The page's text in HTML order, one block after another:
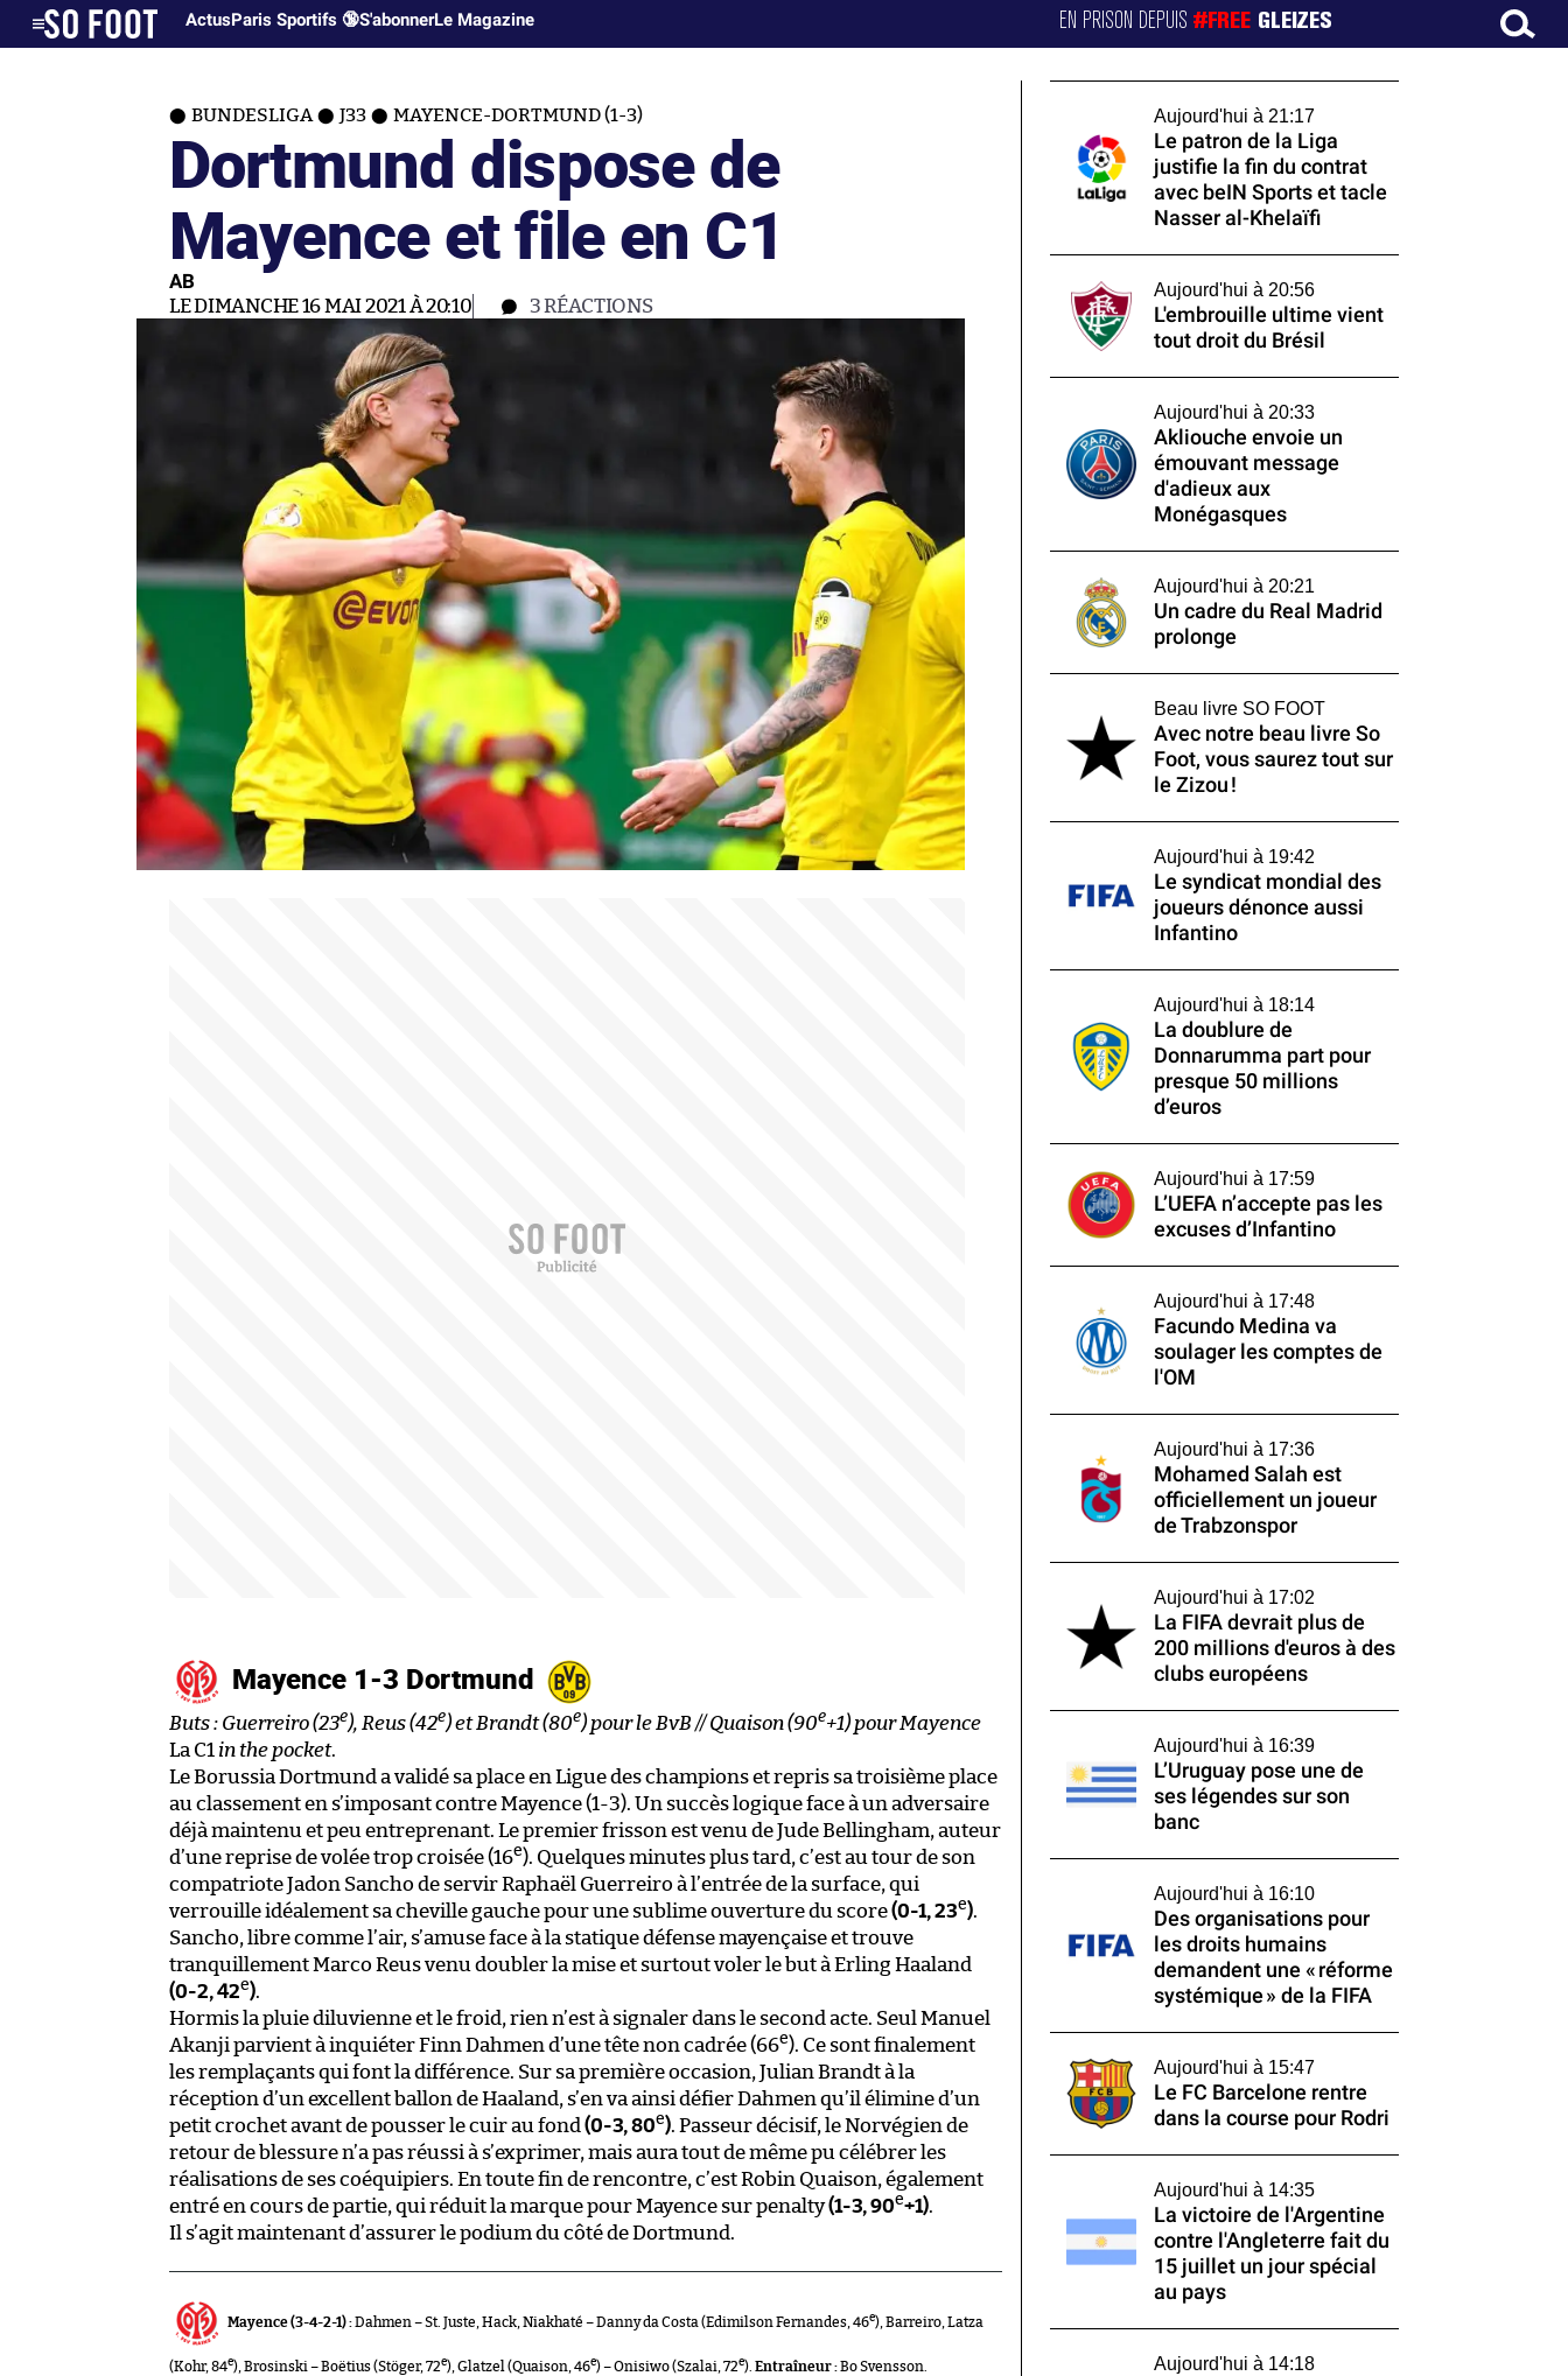
ActusParis Sportifs 🔞S'abonnerLe Magazine EN PRISON DEPUIS#FREE GLEIZES
BUNDESLIGA J33 MAYENCE-DORTMUND (1-3)
Dortmund dispose de
Mayence et file en C1
AB
LE DIMANCHE 16 MAI 2021 À 20:10 3RÉACTIONS
Mayence 1-3 Dortmund
Buts : Guerreiro (23e), Reus (42e) et Brandt (80e) pour le BvB // Quaison (90e+1) pour Mayence
La C1 in the pocket.
Le Borussia Dortmund a validé sa place en Ligue des champions et repris sa troisième place
au classement en s’imposant contre Mayence (1-3). Un succès logique face à un adversaire
déjà maintenu et peu entreprenant. Le premier frisson est venu de Jude Bellingham, auteur
d’une reprise de volée trop croisée (16e). Quelques minutes plus tard, c’est au tour de son
compatriote Jadon Sancho de servir Raphaël Guerreiro à l’entrée de la surface, qui
verrouille idéalement sa cheville gauche pour une sublime ouverture du score(0-1, 23e).
Sancho, libre comme l’air, s’amuse face à la statique défense mayençaise et trouve
tranquillement Marco Reus venu doubler la mise et surtout voler le but à Erling Haaland
(0-2, 42e).
Hormis la pluie diluvienne et le froid, rien n’est à signaler dans le second acte. Seul Manuel
Akanji parvient à inquiéter Finn Dahmen d’une tête non cadrée (66e). Ce sont finalement
les remplaçants qui font la différence. Sur sa première occasion, Julian Brandt à la
réception d’un excellent ballon de Haaland, s’en va ainsi défier Dahmen qu’il élimine d’un
petit crochet avant de pousser le cuir au fond (0-3, 80e). Passeur décisif, le Norvégien de
retour de blessure n’a pas réussi à s’exprimer, mais aura tout de même pu célébrer les
réalisations de ses coéquipiers. En toute fin de rencontre, c’est Robin Quaison, également
entré en cours de partie, qui réduit la marque pour Mayence sur penalty(1-3, 90e+1).
Il s’agit maintenant d’assurer le podium du côté de Dortmund.
Mayence (3-4-2-1) : Dahmen – St. Juste, Hack, Niakhaté – Danny da Costa (Edimilson Fernandes, 46e), Barreiro, Latza
(Kohr, 84e), Brosinski – Boëtius (Stöger, 72e), Glatzel (Quaison, 46e) – Onisiwo (Szalai, 72e). Entraîneur :Bo Svensson.
Aujourd'hui à 21:17
Le patron de la Liga
justifie la fin du contrat
avec beIN Sports et tacle
Nasser al-Khelaïfi
Aujourd'hui à 20:56
L'embrouille ultime vient
tout droit du Brésil
Aujourd'hui à 20:33
Akliouche envoie un
émouvant message
d'adieux aux
Monégasques
Aujourd'hui à 20:21
Un cadre du Real Madrid
prolonge
Beau livre SO FOOT
Avec notre beau livre So
Foot, vous saurez tout sur
le Zizou !
Aujourd'hui à 19:42
Le syndicat mondial des
joueurs dénonce aussi
Infantino
Aujourd'hui à 18:14
La doublure de
Donnarumma part pour
presque 50 millions
d’euros
Aujourd'hui à 17:59
L’UEFA n’accepte pas les
excuses d’Infantino
Aujourd'hui à 17:48
Facundo Medina va
soulager les comptes de
l'OM
Aujourd'hui à 17:36
Mohamed Salah est
officiellement un joueur
de Trabzonspor
Aujourd'hui à 17:02
La FIFA devrait plus de
200 millions d'euros à des
clubs européens
Aujourd'hui à 16:39
L’Uruguay pose une de
ses légendes sur son
banc
Aujourd'hui à 16:10
Des organisations pour
les droits humains
demandent une « réforme
systémique » de la FIFA
Aujourd'hui à 15:47
Le FC Barcelone rentre
dans la course pour Rodri
Aujourd'hui à 14:35
La victoire de l'Argentine
contre l'Angleterre fait du
15 juillet un jour spécial
au pays
Aujourd'hui à 14:18